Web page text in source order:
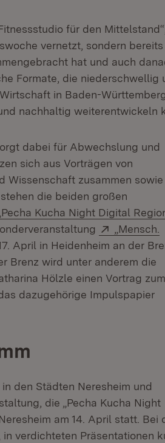
für den
vernetzt, sondern bereits
hat und auch
Formate, die niederschwellig
in Baden-
nachhaltig weiterentwickeln
dabei für Abwechslung und
sich aus Vorträgen von
Wissenschaft zusammen sowie
die beiden großen
Extern:
„Pecha Kucha Night Digital
Extern:
„Mensch.
in neuem Fenster)
April in Heidenheim an der
Brenz wird unter anderem die
Hölzle einen Vortrag zum
dazugehörige Impulspapier
den Städten Neresheim und
die „Pecha Kucha Night
in neuem Fenster)
am 14. April statt. Bei
verdichteten Präsentationen